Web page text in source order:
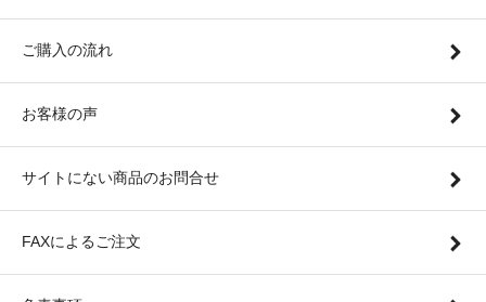
ご購入の流れ
お客様の声
サイトにない商品のお問合せ
FAXによるご注文